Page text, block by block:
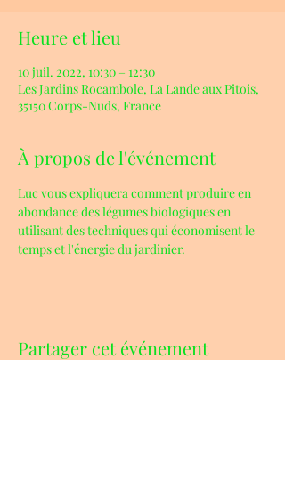
Heure et lieu
10 juil. 2022, 10:30 – 12:30
Les Jardins Rocambole, La Lande aux Pitois,
35150 Corps-Nuds, France
À propos de l'événement
Luc vous expliquera comment produire en
abondance des légumes biologiques en
utilisant des techniques qui économisent le
temps et l'énergie du jardinier.
Partager cet événement